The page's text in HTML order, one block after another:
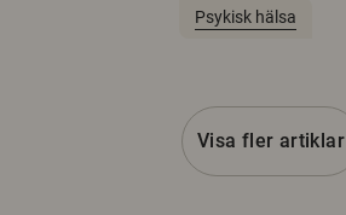
Psykisk hälsa
Visa fler artiklar